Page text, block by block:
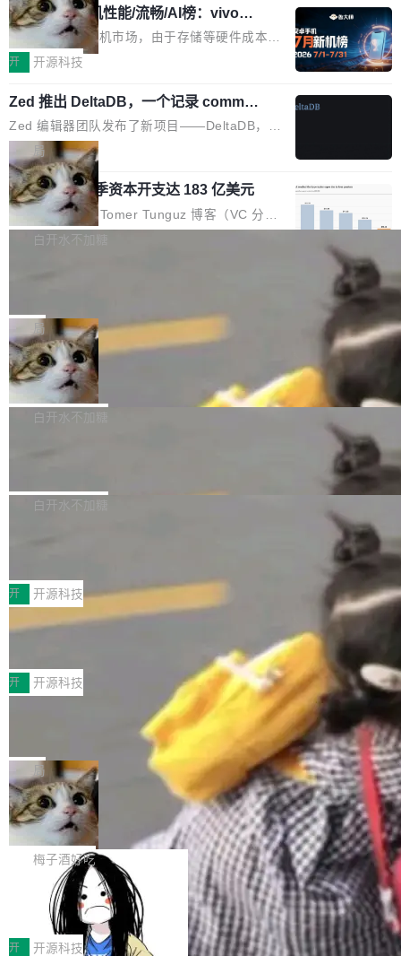
者部落知识"。 换个写法。Rust 的 enum，两个
变体：Switchable...
样。这是 Sandstorm.io 的重制版，我十年前的
那个创业公司。不同的是，这次它构建在 Cloudf
lare Workers 上——我花了九年时间搭建的平台
——并且深度集成了 AI。这基本上是我十年秘密
计划的顶峰。 十年前，Ken...
计思路很直接：每个对象是一个独立的 SQLite
数据库，按名称寻址，复制到你自己的 S3 兼容
存储库里。节点之间只通过这个存储库协调——
个小型数据库，应用天然按分片构建，单个数据
库的竞争和爆炸半径问题在设计层面就被消除
了。 闲置的 cell 会休眠到几乎不占资源。当 cel
l 迁移或唤醒时，新宿主从 S3 恢复 SQLite 数据
库继续执行。存储库是持久化的唯一真相...
鲁大师7月新机性能/流畅/AI榜：vivo夺
性能、流畅双第一，三星Galaxy Z系列
新折叠缺席
2026年7月的手机市场，由于存储等硬件成本暴
增，手机厂商的日子也不好过啊，新机速度明显
高价的三星折叠（三星Galaxy Z Fold8 Ultra / Z
Fold8 / Z Flip8）外，其余要么是中低端机器，
例如iQOO Z11i、REDMI Note 17、REDMI No
te 17 Pro、OPPO K15，要么是vivo X300 E这
样的次旗舰。 Galaxy Z Fold8 Ultra / Z Fold8 /
Z Flip8三款折叠屏新机均在7月22日发布，且全
部搭载骁龙8 Elite Gen5 for Galaxy，它们本该
开 开源科技
Zed 推出 DeltaDB，一个记录 commit
之间所有操作的版本控制系统
Zed 编辑器团队发布了新项目——DeltaDB，一
个在 git commit 之间记录每一次编辑操作的版
本控制系统。目前处于 Early Access 阶段。 De
ltaDB 的核心思路直接写在 landing page 最显
眼的位置：「Software is made between com
mits」——软件是在 commit 之间写出来的。git
是把这段空隙补上。 回退到任何一次编辑：Delt
aDB 捕获 commit 之间的每一次操作，...
局
SpaceXAI 单季资本开支达 183 亿美元
根据风险投资人Tomer Tunguz 博客（VC 分
析）披露的最新分析与第二季度业绩报告，Spac
微软同期总资本开支的四成。 与亚马逊、Alpha
bet、微软以及 Meta 等传统科技巨头相比，Spa
ceXAI的资金消耗速度尤为引人瞩目。然而，支
撑庞大支出的资金来源却呈现出截然不同的面
貌。数据显示，微软和 Meta 主要依托充沛的经
白开水不加糖
一个在终端里运行的编程 agent；Muse Spark
1.2，驱动这个 agent 的新模型。一句话概括：
你可以用 curl -fsSL https://dev.meta.ai/install.
sh | bash 安装一个能在大项目里自动规划、写
代码、验证结果的 AI 终端工具。 据介绍，Muse
个主 agent 循环，外加一组后台 agent。这些后
局
美团开源 LoHoSearch，用知识图谱校
准 AI 能力认知
机器出题的前提，是让机器拥有全局视野。整个
构建流程可以分为四个环节：建图 → 控制难度
白开水不加糖
库，并将作为transport接入Mooncake TENT。
MPComm将作为一种传输引擎接入Mooncake T
ENT，实现零拷贝传输性能提升30%、非零拷贝
传输性能最高提升5倍。UCL-MPComm底层基
于自研UCL-Engine通信引擎，后续腾讯网平将
持续开源更多基于UCL-Engine的高性能通信组
件。 腾讯网平团队在UCL-MPComm中实现了一
个独立于业务线程的全局通信引擎（Engine），
白开水不加糖
型案例入选名单》，深信服“面向企业研发场景的
开源 AI 编程平台 CoStrict 应用”凭借卓越的技术
创新与落地成效成功入选。 全链路私有化部署，
助力企业AI研发安全落地 当前，越来越多企业已
经开始引入 AI Coding 工具，通过调用公有云模
型或企业内部部署模型提升研发效率。但随着 AI
Coding 从个人辅助工具逐步走向团队级、组织
级应用，企业在规模化落地过程中，对安全性、
可控性和代码质量提出了更高要求。 首先是数据
安全与合规要求。对于大多数普通研发场景，公
有云模型能够满足快速试用和效率提升的需求。
但对于金融、能源、医疗等对数据安全要求较...
开 开源科技
深信服AI算力网关入选工信部人工智能
前不久，工业和信息化部正式发布《2025年人工
智能应用典型案例名单》，集中展示人工智能在
各领域的应用成果，覆盖技术底座、行业赋能、
产品应用、支撑保障、专题等五大方向。深信服
AI算力网关（AI创新平台）成功入选！ 随着各行
各业的Agent走向规模化建设，算力构成形态逐
渐丰富，用户关注的重点也在发生变化：不只是
让AI用起来，还要进一步看清混合算力时代下，
Token花在哪里、算力是否被充分利用，以及持
续增长的AI成本该如何优化。 深信服AI算力网关
正是围绕这些实际问题，从Token治理和成本治
理两个方面，让用户的每一份算力都看得清、管
得住、用得稳、省得下、更安全！ 一、从现在开
始，Token使用一目...
开 开源科技
Jeff Dean 离开 Google：一个时代的结
束，一个实验室的开始
Google 员工编号 20。MapReduce 作者之一。
Bigtable 作者之一。TensorFlow 的作者之一。
Gemini 的架构师。Google 首席科学家。 Jeff D
ean 在 Google 工作了 27 年后，宣布离职。 他
不是一个人走。一同离开的还有 Sanjay Ghema
wat（Google 员工编号 23，Jeff Dean 二十多
年的编程搭档，MapReduce 和 Bigtable 的共同
作者）、Quoc Le（Google 大脑核心成员，Se
q2Seq 和 DocAI 的共同发明人）以及 Oriol Vin
yals（Gemini 联合负责人，AlphaSta...
局
🔥 SolonCode v2026.8.4 发布：界面
字体可调、22 种语言、记忆搜索增强
打开终端就能上岗的全中文编码智能体，这一轮
把「看得清、用母语、记得住」三件事一次补
齐。 SolonCode 是什么 SolonCode 是杭州无
耳科技研发的企业级终端编码智能体——一位全
中文驱动的数字员工，自主理解需求、规划步
骤、编写代码。不挑模型、不挑平台，curl 一行
梅子酒好吃
让“代码语义理解”深度释放AI Coding
价值潜能：华为云码道（CodeArts）
代码仓技术解析
一、代码仓深度理解技术的作用与价值 在软件工
程实践中，代码仓是企业核心知识资产的主要载
开 开源科技